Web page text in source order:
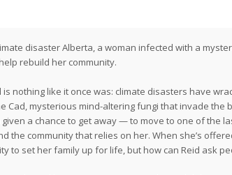
disaster Alberta, a woman infected with a
rebuild her community.
is nothing like it once was: climate disasters have
Cad, mysterious mind-altering fungi that invade
a chance to get away — to move to one of the
the community that relies on her. When she’s
to set her family up for life, but how can Reid ask